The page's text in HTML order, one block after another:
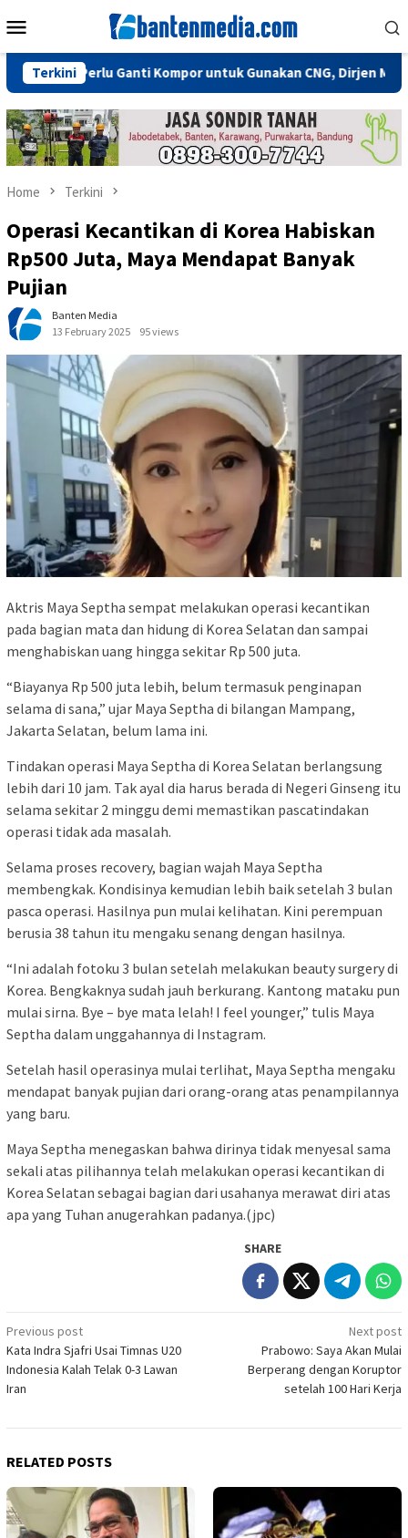
to
Menu
Terkini
Tidak Perlu Ganti Kompor untuk Gunakan CNG, Dirjen Migas:
Home Terkini
Operasi Kecantikan di Korea Habiskan
Rp500 Juta, Maya Mendapat Banyak
Pujian
Banten Media
13 February 2025
95 views
Aktris Maya Septha sempat melakukan operasi kecantikan
pada bagian mata dan hidung di Korea Selatan dan sampai
menghabiskan uang hingga sekitar Rp 500 juta.
“Biayanya Rp 500 juta lebih, belum termasuk penginapan
selama di sana,” ujar Maya Septha di bilangan Mampang,
Jakarta Selatan, belum lama ini.
Tindakan operasi Maya Septha di Korea Selatan berlangsung
lebih dari 10 jam. Tak ayal dia harus berada di Negeri Ginseng itu
selama sekitar 2 minggu demi memastikan pascatindakan
operasi tidak ada masalah.
Selama proses recovery, bagian wajah Maya Septha
membengkak. Kondisinya kemudian lebih baik setelah 3 bulan
pasca operasi. Hasilnya pun mulai kelihatan. Kini perempuan
berusia 38 tahun itu mengaku senang dengan hasilnya.
“Ini adalah fotoku 3 bulan setelah melakukan beauty surgery di
Korea. Bengkaknya sudah jauh berkurang. Kantong mataku pun
mulai sirna. Bye – bye mata lelah! I feel younger,” tulis Maya
Septha dalam unggahannya di Instagram.
Setelah hasil operasinya mulai terlihat, Maya Septha mengaku
mendapat banyak pujian dari orang-orang atas penampilannya
yang baru.
Maya Septha menegaskan bahwa dirinya tidak menyesal sama
sekali atas pilihannya telah melakukan operasi kecantikan di
Korea Selatan sebagai bagian dari usahanya merawat diri atas
apa yang Tuhan anugerahkan padanya.(jpc)
SHARE
Post
navigation
Previous post
Kata Indra Sjafri Usai Timnas U20
Indonesia Kalah Telak 0-3 Lawan
Iran
Next post
Prabowo: Saya Akan Mulai
Berperang dengan Koruptor
setelah 100 Hari Kerja
RELATED POSTS